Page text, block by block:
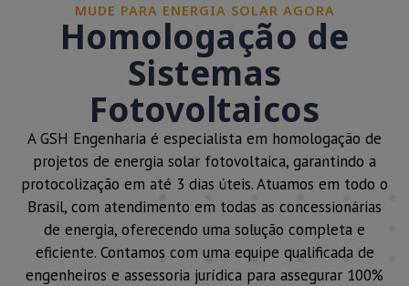
MUDE PARA ENERGIA SOLAR AGORA
Homologação de
Sistemas
Fotovoltaicos
A GSH Engenharia é especialista em homologação de
projetos de energia solar fotovoltaica, garantindo a
protocolização em até 3 dias úteis. Atuamos em todo o
Brasil, com atendimento em todas as concessionárias
de energia, oferecendo uma solução completa e
eficiente. Contamos com uma equipe qualificada de
engenheiros e assessoria jurídica para assegurar 100%